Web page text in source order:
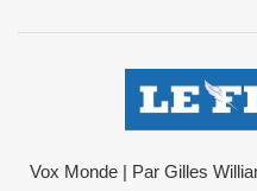
Vox Monde | Par Gilles